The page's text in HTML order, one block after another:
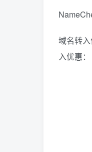
域名转
入优惠：